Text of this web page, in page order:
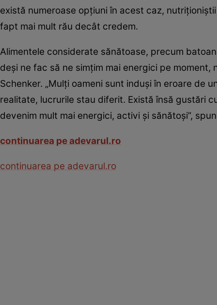
există numeroase opţiuni în acest caz,
fapt mai mult rău decât credem.
Alimentele considerate sănătoase, precum
deşi ne fac să ne simţim mai energici pe
Schenker. „Mulţi oameni sunt induşi în eroare de
realitate, lucrurile stau diferit. Există însă gustări
devenim mult mai energici, activi şi sănătoşi”,
continuarea pe adevarul.ro
continuarea pe adevarul.ro